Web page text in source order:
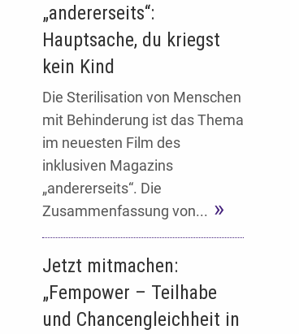
„andererseits“:
Hauptsache, du kriegst
kein Kind
Die Sterilisation von Menschen
mit Behinderung ist das Thema
im neuesten Film des
inklusiven Magazins
„andererseits“. Die
Zusammenfassung von...
Jetzt mitmachen:
„Fempower – Teilhabe
und Chancengleichheit in